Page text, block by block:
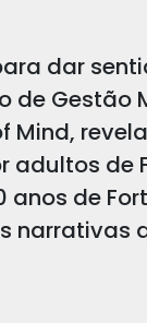
dar
de Gestão
Mind,
de
anos de
narrativas